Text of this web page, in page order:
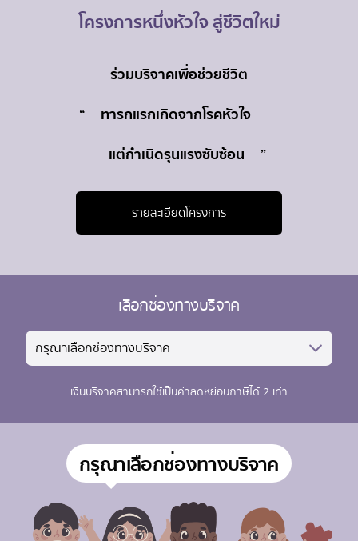
โครงการหนึ่งหัวใจ สู่ชีวิตใหม่
ร่วมบริจาคเพื่อช่วยชีวิต
“
ทารกแรกเกิดจากโรคหัวใจ
แต่กำเนิดรุนแรงซับซ้อน
”
รายละเอียดโครงการ
เลือกช่องทางบริจาค
เงินบริจาคสามารถใช้เป็นค่าลดหย่อนภาษีได้ 2 เท่า
กรุณาเลือกช่องทางบริจาค